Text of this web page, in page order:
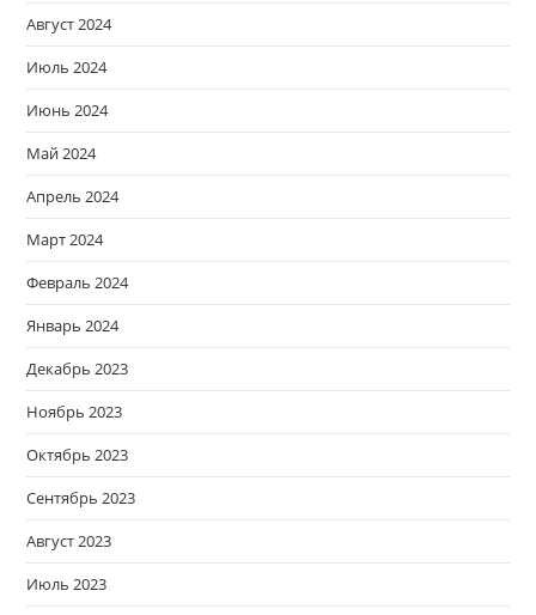
Август 2024
Июль 2024
Июнь 2024
Май 2024
Апрель 2024
Март 2024
Февраль 2024
Январь 2024
Декабрь 2023
Ноябрь 2023
Октябрь 2023
Сентябрь 2023
Август 2023
Июль 2023